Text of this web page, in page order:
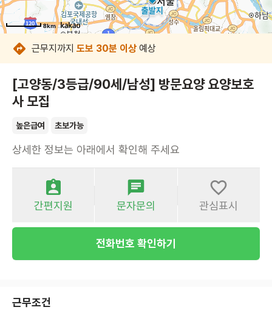
8km
8km
8km
8km
8km
8km
8km
근무지까지 도보 30분 이상 예상
[고양동/3등급/90세/남성] 방문요양 요양보호
사 모집
높은급여 초보가능
상세한 정보는 아래에서 확인해 주세요
간편지원 문자문의 관심표시
전화번호 확인하기
근무조건